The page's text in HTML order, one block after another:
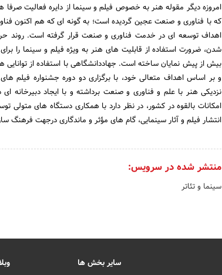
امروزه دیگر مقوله هنر به خصوص فیلم و سینما از دایره فعالیت صرفا
که با فناوری و صنعت عجین گردیده است؛ به گونه ای که هم اکنون
اهداف توسعه ای در خدمت فناوری و صنعت قرار گرفته است. روند
شدن، ضرورت استفاده از قابلیت های هنر به ویژه فیلم و سینما را
بیش از پیش نمایان ساخته است. جهاددانشگاهی با استفاده از
نزدیکی هنر با علم و فناوری و صنعت برداشته و با ایجاد دبیرخانه
امکانات بالقوه در کشور، در نظر دارد با همکاری دستگاه های متولی
انتشار فیلم و آثار سینمایی، گام های مؤثر و ماندگاری درجهت
منتشر شده در سرویس:
سینما و تئاتر
سایر بخش ها